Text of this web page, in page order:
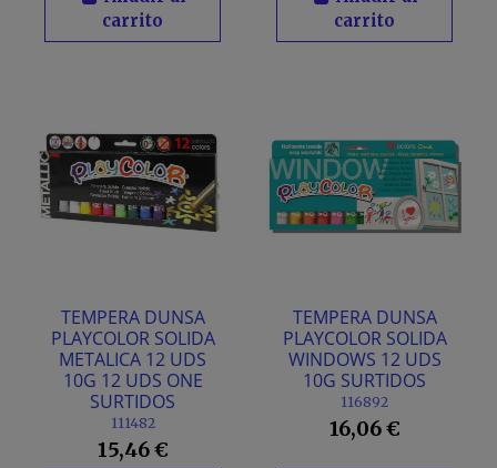
carrito
carrito
TEMPERA DUNSA
PLAYCOLOR SOLIDA
METALICA 12 UDS
10G 12 UDS ONE
SURTIDOS
111482
15,46 €
TEMPERA DUNSA
PLAYCOLOR SOLIDA
WINDOWS 12 UDS
10G SURTIDOS
116892
16,06 €